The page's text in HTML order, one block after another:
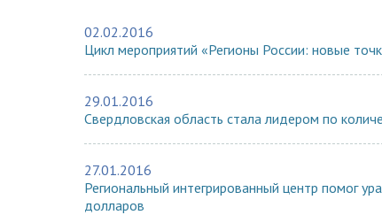
02.02.2016
Цикл мероприятий «Регионы России: новые
29.01.2016
Свердловская область стала лидером по
27.01.2016
Региональный интегрированный центр помог
долларов